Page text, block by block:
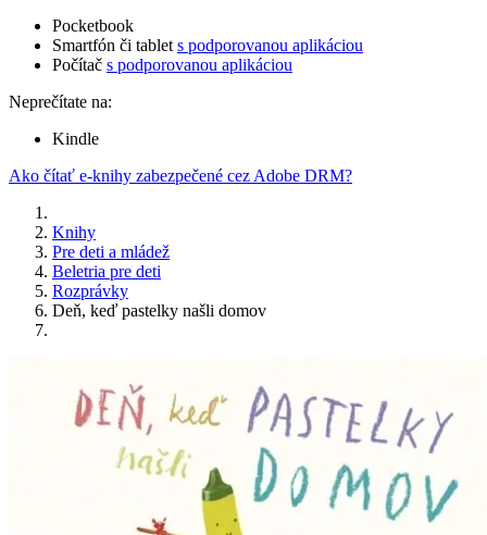
Pocketbook
Smartfón či tablet s podporovanou aplikáciou
Počítač s podporovanou aplikáciou
Neprečítate na:
Kindle
Ako čítať e-knihy zabezpečené cez Adobe DRM?
Knihy
Pre deti a mládež
Beletria pre deti
Rozprávky
Deň, keď pastelky našli domov